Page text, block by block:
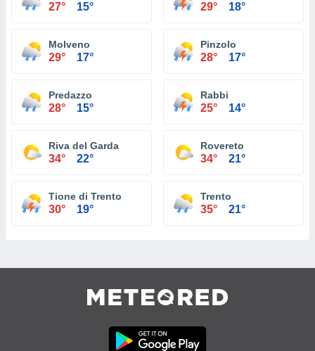
27° 15° 29° 18°
Molveno
29° 17°
Pinzolo
28° 17°
Predazzo
28° 15°
Rabbi
25° 14°
Riva del Garda
34° 22°
Rovereto
34° 21°
Tione di Trento
30° 19°
Trento
35° 21°